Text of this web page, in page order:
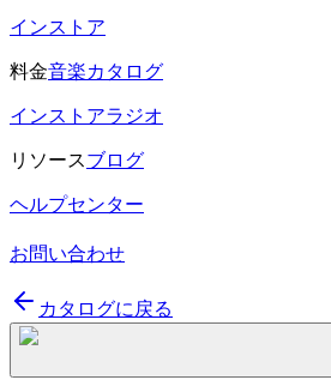
インストア
料金音楽カタログ
インストアラジオ
リソースブログ
ヘルプセンター
お問い合わせ
カタログに戻る